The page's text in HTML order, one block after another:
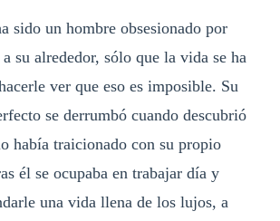
sido un hombre obsesionado por
su alrededor, sólo que la vida se ha
ver que eso es imposible. Su
se derrumbó cuando descubrió
había traicionado con su propio
él se ocupaba en trabajar día y
una vida llena de los lujos, a